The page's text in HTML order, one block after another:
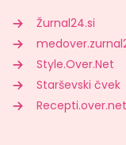
Žurnal24.si
Style.Over.Net
Starševski čvek
Recepti.over.net